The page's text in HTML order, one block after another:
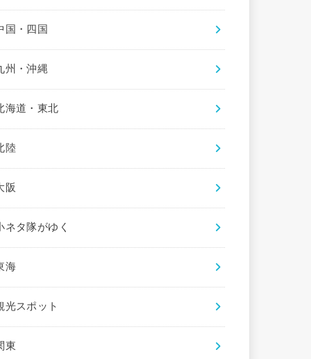
国・四国
州・沖縄
海道・東北
陸
阪
ネタ隊がゆく
海
光スポット
東